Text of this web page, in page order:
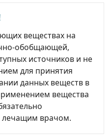
веществах на
обобщающей,
источников и не
для принятия
данных веществ в
вещества
лечащим врачом.